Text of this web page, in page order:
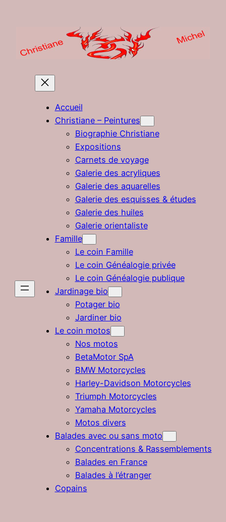
Accueil
Christiane – Peintures
Biographie Christiane
Expositions
Carnets de voyage
Galerie des acryliques
Galerie des aquarelles
Galerie des esquisses & études
Galerie des huiles
Galerie orientaliste
Famille
Le coin Famille
Le coin Généalogie privée
Le coin Généalogie publique
Jardinage bio
Potager bio
Jardiner bio
Le coin motos
Nos motos
BetaMotor SpA
BMW Motorcycles
Harley-Davidson Motorcycles
Triumph Motorcycles
Yamaha Motorcycles
Motos divers
Balades avec ou sans moto
Concentrations & Rassemblements
Balades en France
Balades à l’étranger
Copains